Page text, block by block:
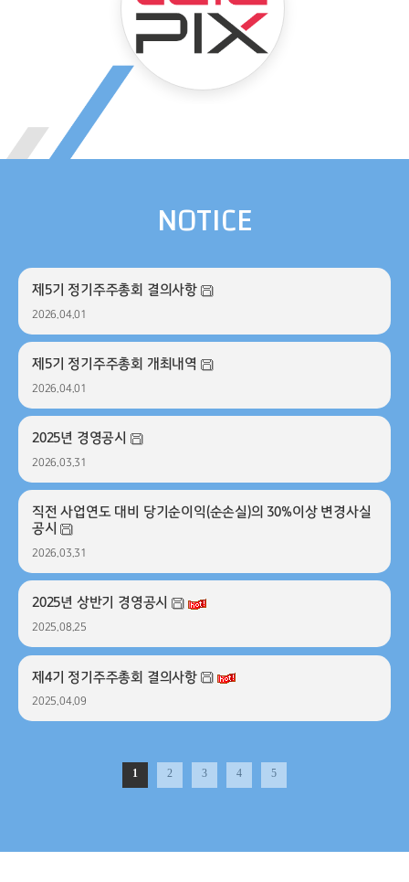
NOTICE
제5기 정기주주총회 결의사항
2026.04.01
제5기 정기주주총회 개최내역
2026.04.01
2025년 경영공시
2026.03.31
직전 사업연도 대비 당기순이익(순손실)의 30%이상 변경사실
공시
2026.03.31
2025년 상반기 경영공시
2025.08.25
제4기 정기주주총회 결의사항
2025.04.09
1 2 3 4 5